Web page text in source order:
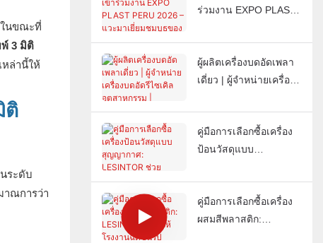
ในขณะที่
3 มิติ
หล่านี้ให้
ติ
ระดับ
าณการว่า
ต้นทุนการประมวลผลได้
ร่วมงาน EXPO PLAST
เยี่ยมชมบูธของเราได้ที่
หมายเลข J851
ผู้ผลิตเครื่องบดอัดเพลา
เดี่ยว | ผู้จำหน่ายเครื่อง
อุตสาหกรรม |
LESINTOR
คู่มือการเลือกซื้อเครื่อง
ป้อนวัสดุแบบ
ช่วยโรงงานฉีดขึ้นรูป
พลาสติกทั่วโลกในการ
ทำให้กระบวนการป้อน
คู่มือการเลือกซื้อเครื่อง
ผสมสีพลาสติก: